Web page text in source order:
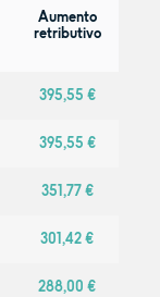
Aumento
retributivo
395,55 €
395,55 €
351,77 €
301,42 €
288,00 €